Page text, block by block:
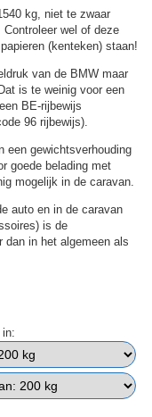
kg, niet te zwaar
wel of deze
(kenteken) staan!
van de BMW maar
is te weinig voor een
BE-rijbewijs
96 rijbewijs).
een gewichtsverhouding
goede belading met
mogelijk in de caravan.
auto en in de caravan
is de
dan in het algemeen als
in: